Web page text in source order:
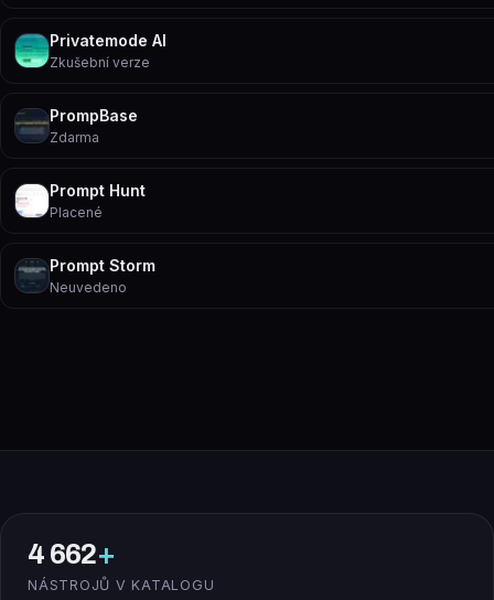
Privatemode AI
Zkušební verze
PrompBase
Zdarma
Prompt Hunt
Placené
Prompt Storm
Neuvedeno
4 662+
NÁSTROJŮ V KATALOGU